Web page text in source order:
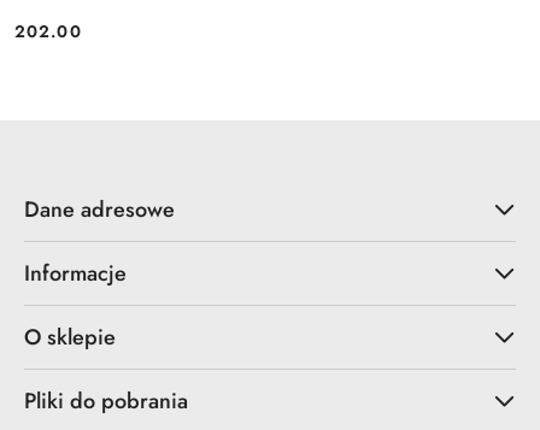
Cena:
202.00
Dane adresowe
Informacje
O sklepie
Pliki do pobrania